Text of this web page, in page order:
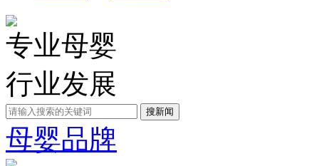
专业母婴
行业发展
母婴品牌